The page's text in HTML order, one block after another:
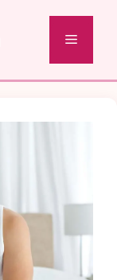
Menu